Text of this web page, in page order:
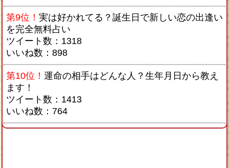
第9位！ 実は好かれてる？誕生日で新しい恋の出逢い
を完全無料占い
ツイート数：1318
いいね数：898
第10位！ 運命の相手はどんな人？生年月日から教え
ます！
ツイート数：1413
いいね数：764